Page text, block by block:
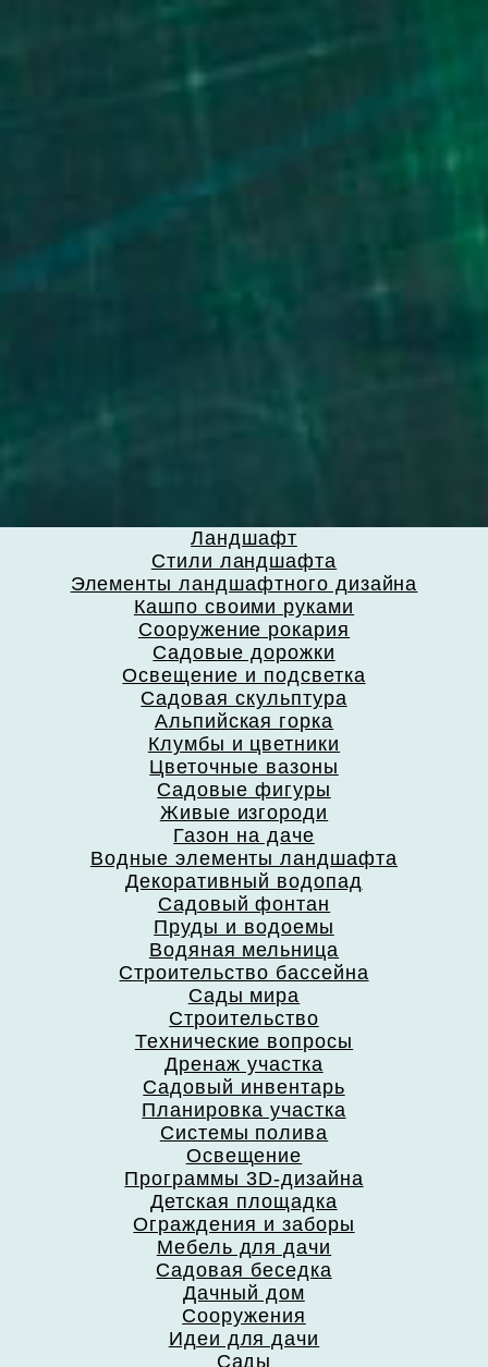
Ландшафт
Стили ландшафта
Элементы ландшафтного дизайна
Кашпо своими руками
Сооружение рокария
Садовые дорожки
Освещение и подсветка
Садовая скульптура
Альпийская горка
Клумбы и цветники
Цветочные вазоны
Садовые фигуры
Живые изгороди
Газон на даче
Водные элементы ландшафта
Декоративный водопад
Садовый фонтан
Пруды и водоемы
Водяная мельница
Строительство бассейна
Сады мира
Строительство
Технические вопросы
Дренаж участка
Садовый инвентарь
Планировка участка
Системы полива
Освещение
Программы 3D-дизайна
Детская площадка
Ограждения и заборы
Мебель для дачи
Садовая беседка
Дачный дом
Сооружения
Идеи для дачи
Сады